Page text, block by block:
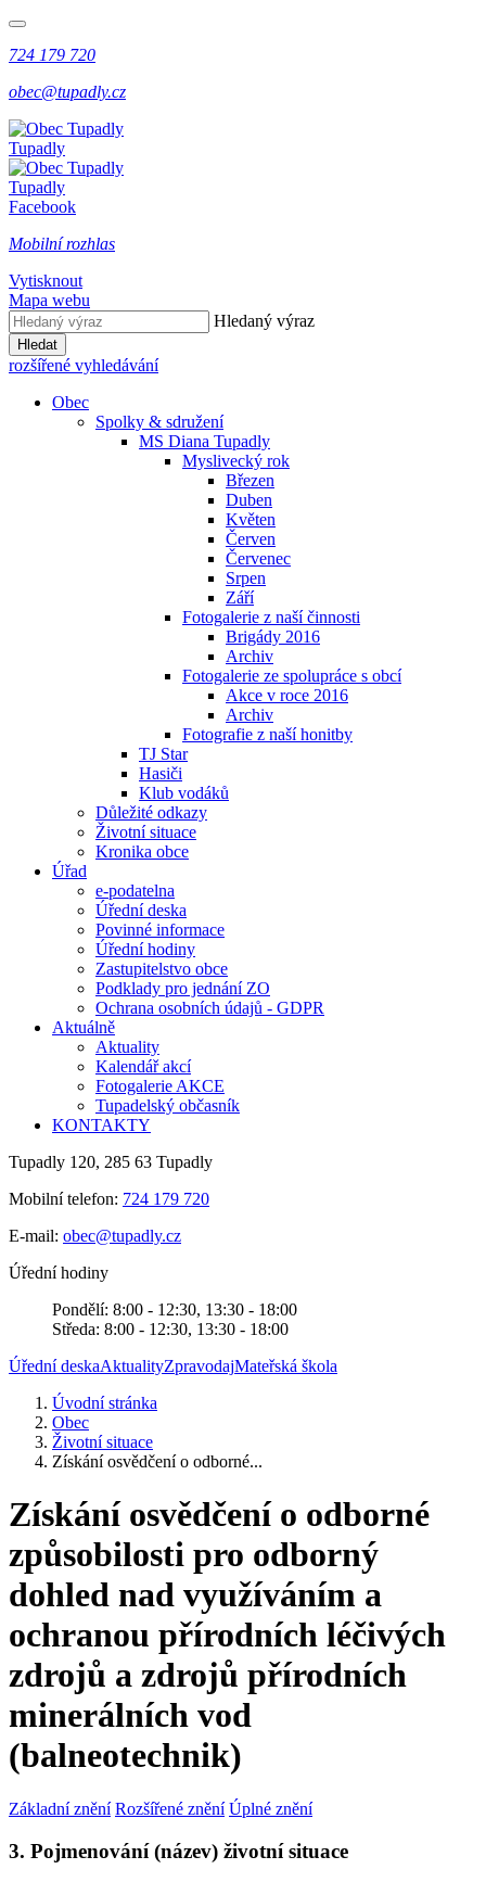
724 179 720
obec@tupadly.cz
Tupadly
Tupadly
Facebook
Mobilní rozhlas
Vytisknout
Mapa webu
Hledaný výraz
Hledat
rozšířené vyhledávání
Obec
Spolky & sdružení
MS Diana Tupadly
Myslivecký rok
Březen
Duben
Květen
Červen
Červenec
Srpen
Září
Fotogalerie z naší činnosti
Brigády 2016
Archiv
Fotogalerie ze spolupráce s obcí
Akce v roce 2016
Archiv
Fotografie z naší honitby
TJ Star
Hasiči
Klub vodáků
Důležité odkazy
Životní situace
Kronika obce
Úřad
e-podatelna
Úřední deska
Povinné informace
Úřední hodiny
Zastupitelstvo obce
Podklady pro jednání ZO
Ochrana osobních údajů - GDPR
Aktuálně
Aktuality
Kalendář akcí
Fotogalerie AKCE
Tupadelský občasník
KONTAKTY
Tupadly 120, 285 63 Tupadly
Mobilní telefon: 724 179 720
E-mail: obec@tupadly.cz
Úřední hodiny
Pondělí: 8:00 - 12:30, 13:30 - 18:00
Středa: 8:00 - 12:30, 13:30 - 18:00
Úřední deskaAktualityZpravodajMateřská škola
Úvodní stránka
Obec
Životní situace
Získání osvědčení o odborné...
Získání osvědčení o odborné
způsobilosti pro odborný
dohled nad využíváním a
ochranou přírodních léčivých
zdrojů a zdrojů přírodních
minerálních vod
(balneotechnik)
Základní znění Rozšířené znění Úplné znění
3. Pojmenování (název) životní situace